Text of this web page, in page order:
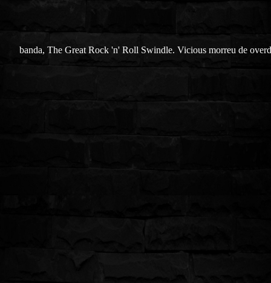
banda, The Great Rock 'n' Roll Swindle. Vicious morreu de